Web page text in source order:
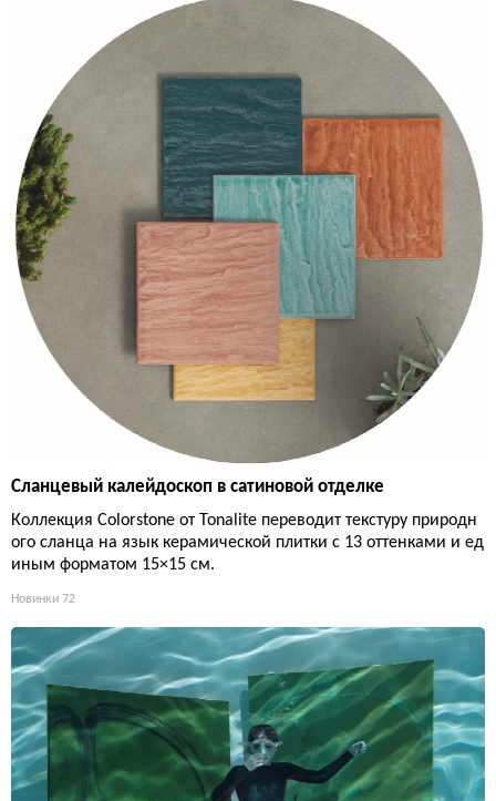
Сланцевый калейдоскоп в сатиновой отделке
Коллекция Colorstone от Tonalite переводит текстуру природн
ого сланца на язык керамической плитки с 13 оттенками и ед
иным форматом 15×15 см.
Новинки 72